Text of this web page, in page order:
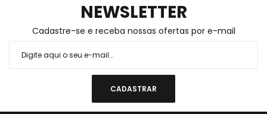
NEWSLETTER
Cadastre-se e receba nossas ofertas por e-mail